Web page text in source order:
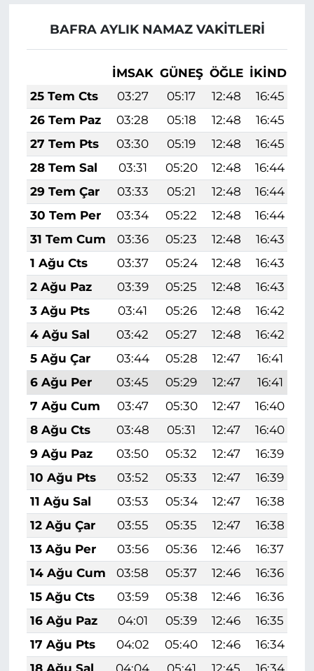
BAFRA AYLIK NAMAZ VAKITLERI
İMSAK GÜNEŞ ÖĞLE İKINDI
25 Tem Cts
03:27 05:17 12:48 16:45
26 Tem Paz
03:28 05:18 12:48 16:45
27 Tem Pts
03:30 05:19 12:48 16:45
28 Tem Sal
03:31 05:20 12:48 16:44
29 Tem Çar
03:33 05:21 12:48 16:44
30 Tem Per
03:34 05:22 12:48 16:44
31 Tem Cum
03:36 05:23 12:48 16:43
1 Ağu Cts
03:37 05:24 12:48 16:43
2 Ağu Paz
03:39 05:25 12:48 16:43
3 Ağu Pts
03:41 05:26 12:48 16:42
4 Ağu Sal
03:42 05:27 12:48 16:42
5 Ağu Çar
03:44 05:28 12:47 16:41
6 Ağu Per
03:45 05:29 12:47 16:41
7 Ağu Cum
03:47 05:30 12:47 16:40
8 Ağu Cts
03:48 05:31 12:47 16:40
9 Ağu Paz
03:50 05:32 12:47 16:39
10 Ağu Pts
03:52 05:33 12:47 16:39
11 Ağu Sal
03:53 05:34 12:47 16:38
12 Ağu Çar
03:55 05:35 12:47 16:38
13 Ağu Per
03:56 05:36 12:46 16:37
14 Ağu Cum
03:58 05:37 12:46 16:36
15 Ağu Cts
03:59 05:38 12:46 16:36
16 Ağu Paz
04:01 05:39 12:46 16:35
17 Ağu Pts
04:02 05:40 12:46 16:34
18 Ağu Sal
04:04 05:41 12:45 16:34